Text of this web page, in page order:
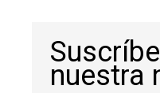
nuestra